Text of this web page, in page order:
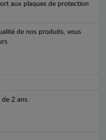
aux plaques de protection
de nos produits, vous
de 2 ans.